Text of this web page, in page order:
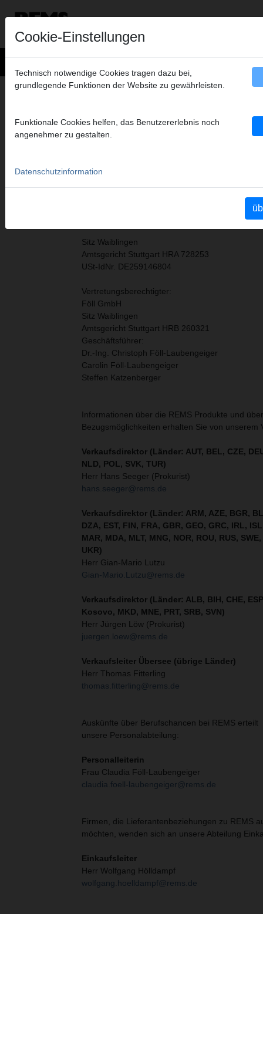
KONZERNZENTRALE
Postfach 1631, D-71306 Waiblingen
Sitz Waiblingen
Amtsgericht Stuttgart HRA 728253
USt-IdNr. DE259146804
Vertretungsberechtigter:
Föll GmbH
Sitz Waiblingen
Amtsgericht Stuttgart HRB 260321
Geschäftsführer:
Dr.-Ing. Christoph Föll-Laubengeiger
Carolin Föll-Laubengeiger
Steffen Katzenberger
Informationen über die REMS Produkte und
Bezugsmöglichkeiten erhalten Sie von unserem
Verkaufsdirektor (Länder: AUT, BEL, CZE,
NLD, POL, SVK, TUR)
Herr Hans Seeger (Prokurist)
hans.seeger@rems.de
Verkaufsdirektor (Länder: ARM, AZE, BGR,
DZA, EST, FIN, FRA, GBR, GEO, GRC, IRL,
MAR, MDA, MLT, MNG, NOR, ROU, RUS,
UKR)
Herr Gian-Mario Lutzu
Gian-Mario.Lutzu@rems.de
Verkaufsdirektor (Länder: ALB, BIH, CHE,
Kosovo, MKD, MNE, PRT, SRB, SVN)
Herr Jürgen Löw (Prokurist)
juergen.loew@rems.de
Verkaufsleiter Übersee (übrige Länder)
Herr Thomas Fitterling
thomas.fitterling@rems.de
Auskünfte über Berufschancen bei REMS erteilt
unsere Personalabteilung:
Personalleiterin
Frau Claudia Föll-Laubengeiger
claudia.foell-laubengeiger@rems.de
Firmen, die Lieferantenbeziehungen zu REMS
möchten, wenden sich an unsere Abteilung
Einkaufsleiter
Herr Wolfgang Hölldampf
wolfgang.hoelldampf@rems.de
Cookie-Einstellungen
Technisch notwendige Cookies tragen dazu bei,
grundlegende Funktionen der Website zu gewährleisten.
Funktionale Cookies helfen, das Benutzererlebnis noch
angenehmer zu gestalten.
Datenschutzinformation